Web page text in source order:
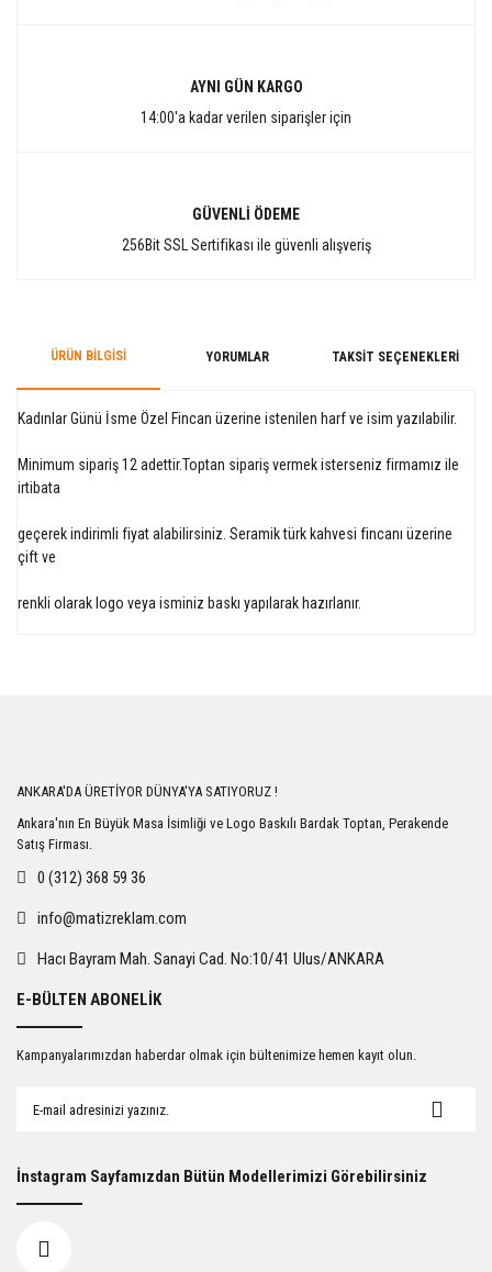
AYNI GÜN KARGO
14:00'a kadar verilen siparişler için
GÜVENLİ ÖDEME
256Bit SSL Sertifikası ile güvenli alışveriş
ÜRÜN BILGISI YORUMLAR TAKSIT SEÇENEKLERI
Kadınlar Günü İsme Özel Fincan üzerine istenilen harf ve isim yazılabilir.
Minimum sipariş 12 adettir.Toptan sipariş vermek isterseniz firmamız ile
irtibata
geçerek indirimli fiyat alabilirsiniz. Seramik türk kahvesi fincanı üzerine
çift ve
renkli olarak logo veya isminiz baskı yapılarak hazırlanır.
ANKARA'DA ÜRETİYOR DÜNYA'YA SATIYORUZ !
Ankara'nın En Büyük Masa İsimliği ve Logo Baskılı Bardak Toptan, Perakende
Satış Firması.
0 (312) 368 59 36
info@matizreklam.com
Hacı Bayram Mah. Sanayi Cad. No:10/41 Ulus/ANKARA
E-BÜLTEN ABONELİK
Kampanyalarımızdan haberdar olmak için bültenimize hemen kayıt olun.
İnstagram Sayfamızdan Bütün Modellerimizi Görebilirsiniz